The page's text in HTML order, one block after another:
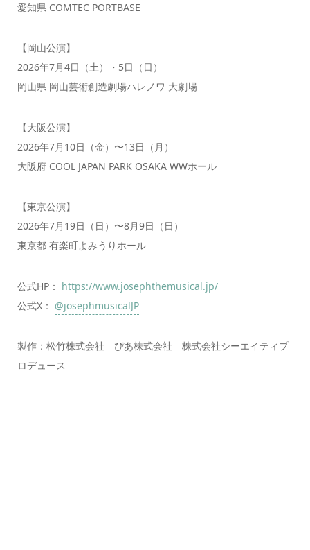
愛知県 COMTEC PORTBASE
【岡山公演】
2026年7月4日（土）・5日（日）
岡山県 岡山芸術創造劇場ハレノワ 大劇場
【大阪公演】
2026年7月10日（金）〜13日（月）
大阪府 COOL JAPAN PARK OSAKA WWホール
【東京公演】
2026年7月19日（日）〜8月9日（日）
東京都 有楽町よみうりホール
公式HP： https://www.josephthemusical.jp/
公式X： @josephmusicalJP
製作：松竹株式会社 ぴあ株式会社 株式会社シーエイティプ
ロデュース